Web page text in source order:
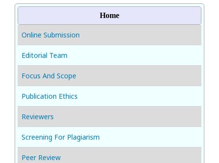
Home
Online Submission
Editorial Team
Focus And Scope
Publication Ethics
Reviewers
Screening For Plagiarism
Peer Review